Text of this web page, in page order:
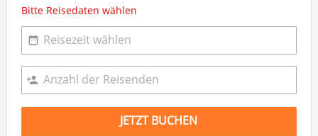
Bitte Reisedaten wählen
JETZT BUCHEN